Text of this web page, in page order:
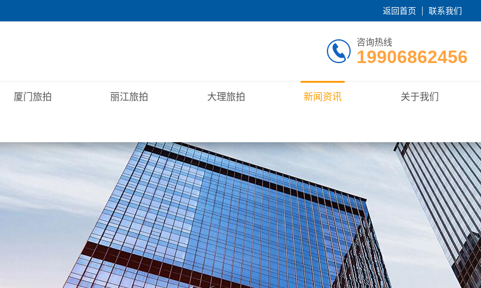
返回首页 联系我们
咨询热线
19906862456
厦门旅拍 丽江旅拍 大理旅拍 新闻资讯 关于我们